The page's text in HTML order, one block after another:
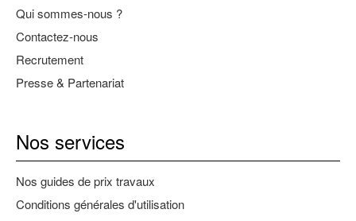
Qui sommes-nous ?
Contactez-nous
Recrutement
Presse & Partenariat
Nos services
Nos guides de prix travaux
Conditions générales d'utilisation